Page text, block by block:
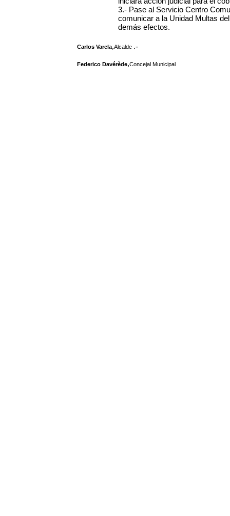
3.- Pase al Servicio Centro
comunicar a la Unidad Multas
demás efectos.
Carlos Varela,Alcalde .-
Federico Davérède,Concejal Municipal